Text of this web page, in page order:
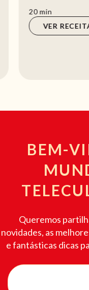
20min
min
VER RECEITA
BEM-
Queremos
novidades, as
e fantásticas dicas